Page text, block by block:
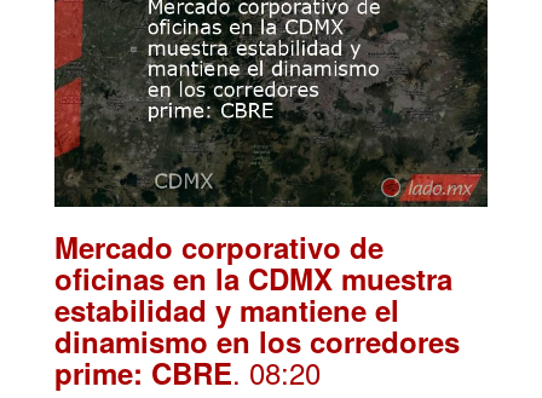
Mercado corporativo de
oficinas en la CDMX muestra
estabilidad y mantiene el
dinamismo en los corredores
prime: CBRE. 08:20